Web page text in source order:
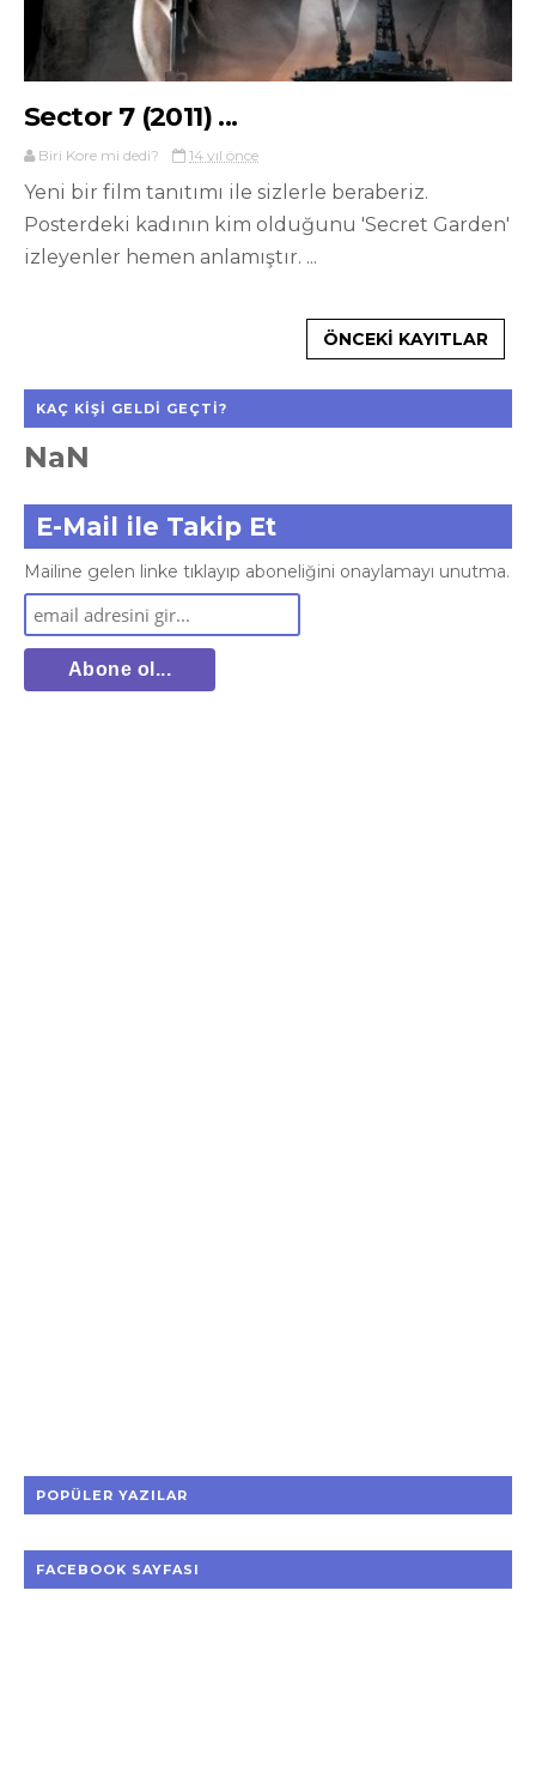
Sector 7 (2011) ...
Biri Kore mi dedi? 14 yıl önce
Yeni bir film tanıtımı ile sizlerle beraberiz.
Posterdeki kadının kim olduğunu 'Secret Garden'
izleyenler hemen anlamıştır. ...
ÖNCEKI KAYITLAR
KAÇ KIŞI GELDI GEÇTI?
NaN
E-Mail ile Takip Et
Mailine gelen linke tıklayıp aboneliğini onaylamayı unutma.
POPÜLER YAZILAR
FACEBOOK SAYFASI